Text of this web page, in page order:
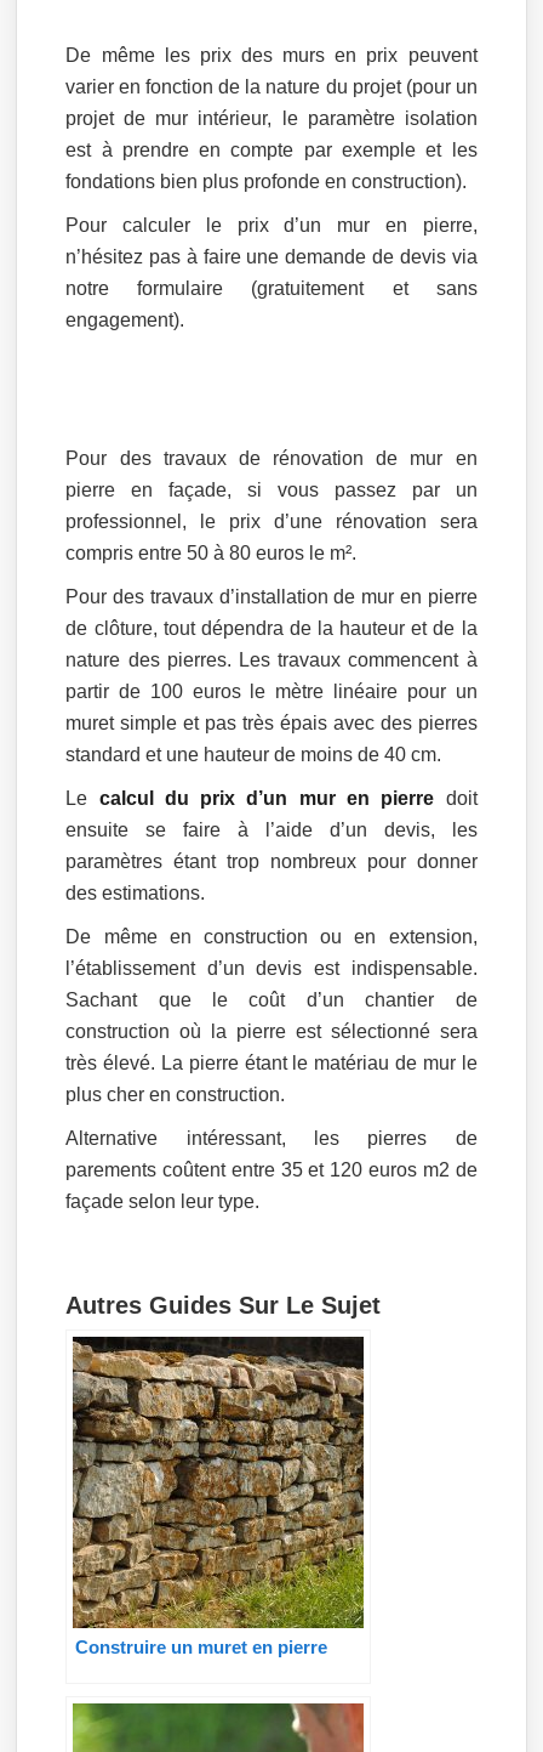
De même les prix des murs en prix peuvent
varier en fonction de la nature du projet (pour un
projet de mur intérieur, le paramètre isolation
est à prendre en compte par exemple et les
fondations bien plus profonde en construction).
Pour calculer le prix d’un mur en pierre,
n’hésitez pas à faire une demande de devis via
notre formulaire (gratuitement et sans
engagement).
Pour des travaux de rénovation de mur en
pierre en façade, si vous passez par un
professionnel, le prix d’une rénovation sera
compris entre 50 à 80 euros le m².
Pour des travaux d’installation de mur en pierre
de clôture, tout dépendra de la hauteur et de la
nature des pierres. Les travaux commencent à
partir de 100 euros le mètre linéaire pour un
muret simple et pas très épais avec des pierres
standard et une hauteur de moins de 40 cm.
Le calcul du prix d’un mur en pierre doit
ensuite se faire à l’aide d’un devis, les
paramètres étant trop nombreux pour donner
des estimations.
De même en construction ou en extension,
l’établissement d’un devis est indispensable.
Sachant que le coût d’un chantier de
construction où la pierre est sélectionné sera
très élevé. La pierre étant le matériau de mur le
plus cher en construction.
Alternative intéressant, les pierres de
parements coûtent entre 35 et 120 euros m2 de
façade selon leur type.
Autres Guides Sur Le Sujet
Construire un muret en pierre